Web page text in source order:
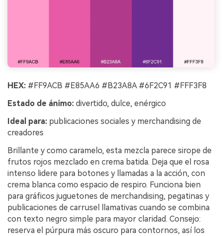
HEX: #FF9ACB #E85AA6 #B23A8A #6F2C91 #FFF3F8
Estado de ánimo: divertido, dulce, enérgico
Ideal para: publicaciones sociales y merchandising de
creadores
Brillante y como caramelo, esta mezcla parece sirope de
frutos rojos mezclado en crema batida. Deja que el rosa
intenso lidere para botones y llamadas a la acción, con
crema blanca como espacio de respiro. Funciona bien
para gráficos juguetones de merchandising, pegatinas y
publicaciones de carrusel llamativas cuando se combina
con texto negro simple para mayor claridad. Consejo:
reserva el púrpura más oscuro para contornos, así los